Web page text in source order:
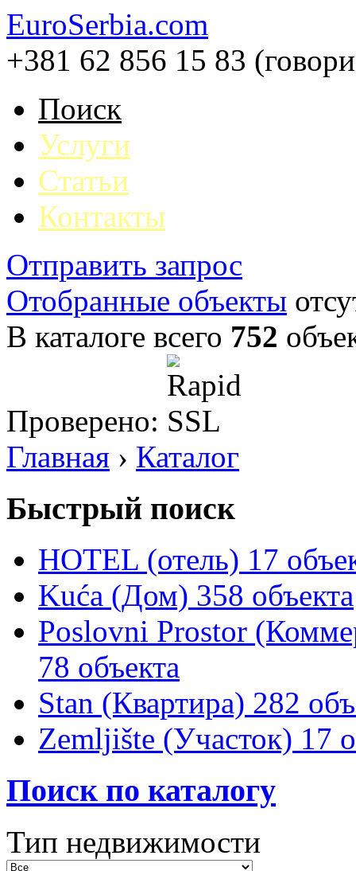
EuroSerbia.com
+381 62 856 15 83
Поиск
Услуги
Статьи
Контакты
Отправить запрос
Отобранные объекты
В каталоге всего 752
Проверено:
Главная › Каталог
Быстрый поиск
HOTEL (отель) 17
Kuća (Дом) 358 объекта
Poslovni Prostor
78 объекта
Stan (Квартира) 282
Zemljište (Участок) 17
Поиск по каталогу
Тип недвижимости